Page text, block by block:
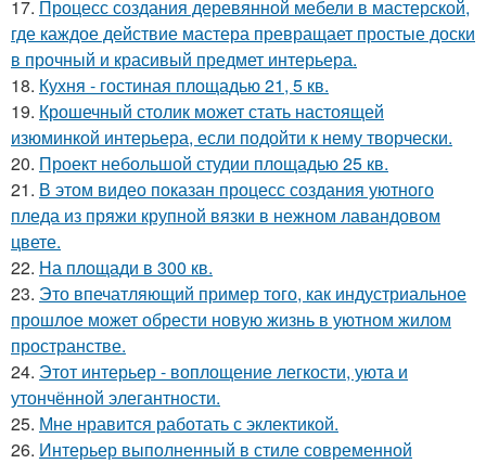
17. Процесс создания деревянной мебели в мастерской,
где каждое действие мастера превращает простые доски
в прочный и красивый предмет интерьера.
18. Кухня - гостиная площадью 21, 5 кв.
19. Крошечный столик может стать настоящей
изюминкой интерьера, если подойти к нему творчески.
20. Проект небольшой студии площадью 25 кв.
21. В этом видео показан процесс создания уютного
пледа из пряжи крупной вязки в нежном лавандовом
цвете.
22. На площади в 300 кв.
23. Это впечатляющий пример того, как индустриальное
прошлое может обрести новую жизнь в уютном жилом
пространстве.
24. Этот интерьер - воплощение легкости, уюта и
утончённой элегантности.
25. Мне нравится работать с эклектикой.
26. Интерьер выполненный в стиле современной